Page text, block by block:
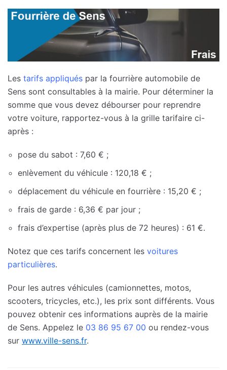
Les tarifs appliqués par la fourrière automobile de
Sens sont consultables à la mairie. Pour déterminer la
somme que vous devez débourser pour reprendre
votre voiture, rapportez-vous à la grille tarifaire ci-
après :
pose du sabot : 7,60 € ;
enlèvement du véhicule : 120,18 € ;
déplacement du véhicule en fourrière : 15,20 € ;
frais de garde : 6,36 € par jour ;
frais d’expertise (après plus de 72 heures) : 61 €.
Notez que ces tarifs concernent les voitures
particulières.
Pour les autres véhicules (camionnettes, motos,
scooters, tricycles, etc.), les prix sont différents. Vous
pouvez obtenir ces informations auprès de la mairie
de Sens. Appelez le 03 86 95 67 00 ou rendez-vous
sur www.ville-sens.fr.